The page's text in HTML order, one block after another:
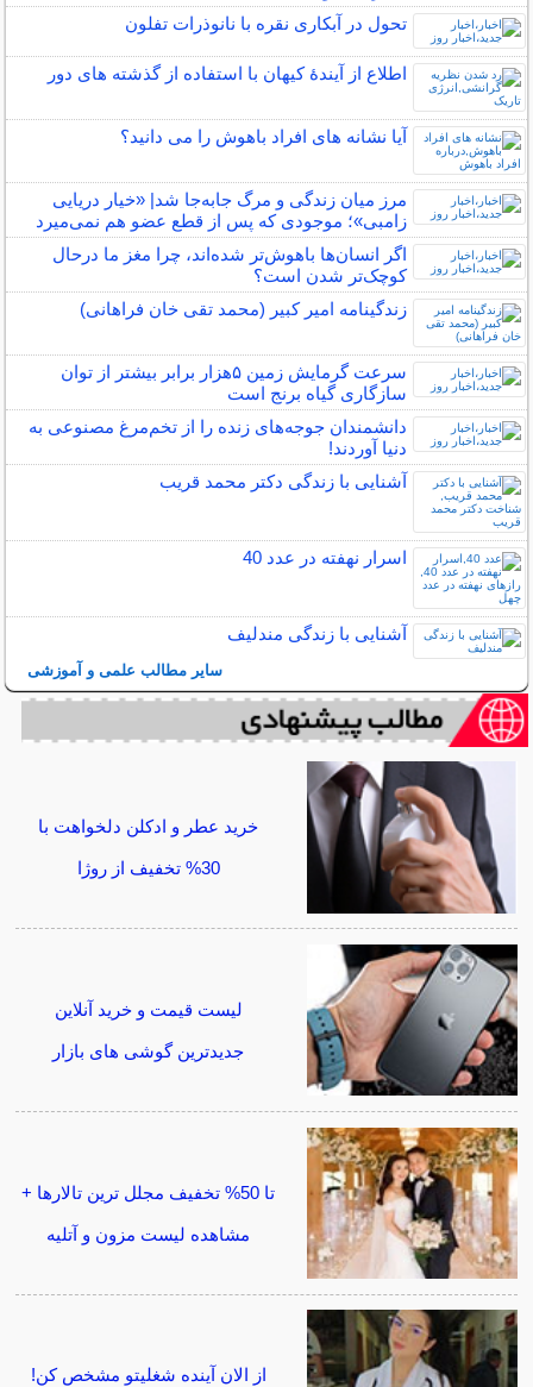
تحول در آبکاری نقره با نانوذرات تفلون
اطلاع از آیندۀ کیهان با استفاده از گذشته ­های دور
آیا نشانه های افراد باهوش را می دانید؟
مرز میان زندگی و مرگ جابه‌جا شد| «خیار دریایی
زامبی»؛ موجودی که پس از قطع عضو هم نمی‌میرد
اگر انسان‌ها باهوش‌تر شده‌اند، چرا مغز ما درحال
کوچک‌تر شدن است؟
زندگینامه امیر کبیر (محمد تقی خان فراهانی)
سرعت گرمایش زمین ۵هزار برابر بیشتر از توان
سازگاری گیاه برنج است
دانشمندان جوجه‌های زنده را از تخم‌مرغ مصنوعی به
دنیا آوردند!
آشنایی با زندگی دکتر محمد قریب
اسرار نهفته در عدد 40
آشنایی با زندگی مندلیف
سایر مطالب علمی و آموزشی
خرید عطر و ادکلن دلخواهت با
30% تخفیف از روژا
لیست قیمت و خرید آنلاین
جدیدترین گوشی های بازار
تا 50% تخفیف مجلل ترین تالارها +
مشاهده لیست مزون و آتلیه
از الان آینده شغلیتو مشخص کن!